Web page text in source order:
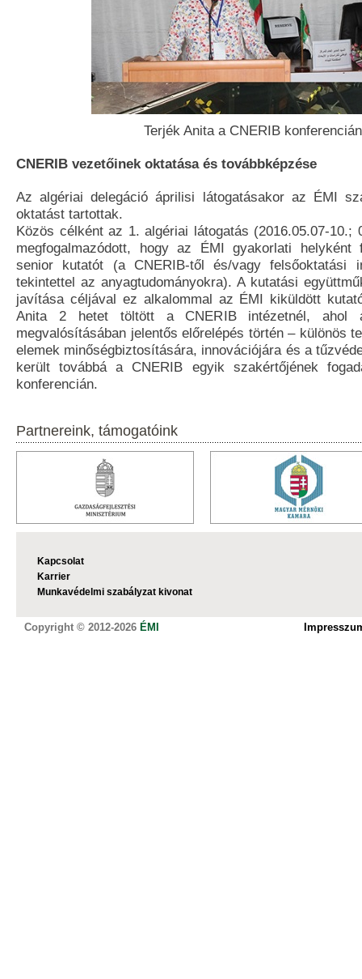
Terjék Anita a CNERIB konferencián
CNERIB vezetőinek oktatása és továbbképzése
Az algériai delegáció áprilisi látogatásakor az ÉMI
oktatást tartottak.
Közös célként az 1. algériai látogatás (2016.05.07-10.;
megfogalmazódott, hogy az ÉMI gyakorlati helyként
senior kutatót (a CNERIB-től és/vagy felsőoktatási
tekintettel az anyagtudományokra). A kutatási
javítása céljával ez alkalommal az ÉMI kiküldött
Anita 2 hetet töltött a CNERIB intézetnél, ahol
megvalósításában jelentős előrelépés történ – különös
elemek minőségbiztosítására, innovációjára és a
került továbbá a CNERIB egyik szakértőjének
konferencián.
Partnereink, támogatóink
Kapcsolat
Karrier
Munkavédelmi szabályzat kivonat
Copyright © 2012-2026 ÉMI